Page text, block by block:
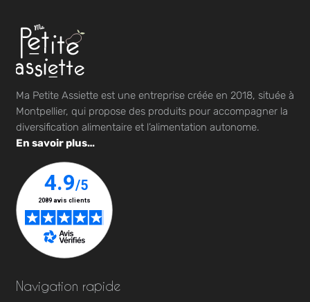
Ma Petite Assiette est une entreprise créée en 2018, située à
Montpellier, qui propose des produits pour accompagner la
diversification alimentaire et l’alimentation autonome.
En savoir plus…
Navigation rapide